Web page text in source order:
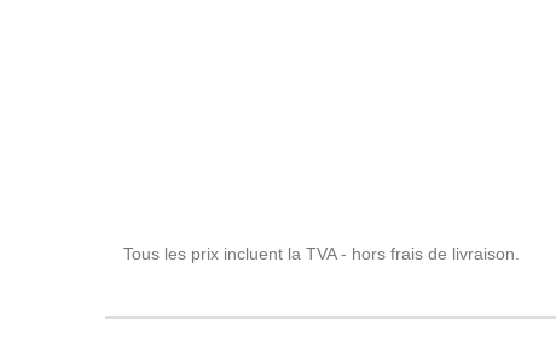
Tous les prix incluent la TVA - hors frais de livraison.